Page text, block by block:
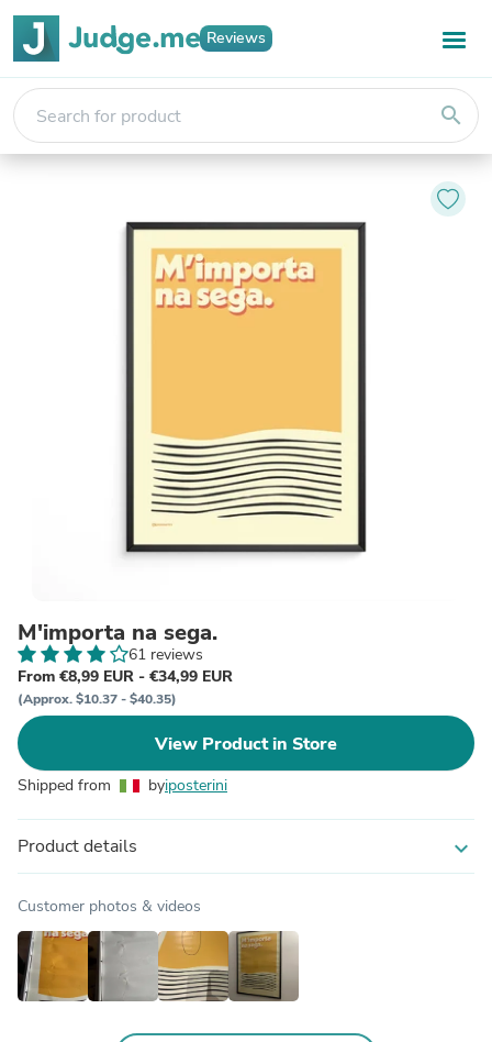
Reviews
search
M'importa na sega.
61 reviews
From €8,99 EUR - €34,99 EUR
(Approx. $10.37 - $40.35)
View Product in Store
Shipped from byiposterini
Product details expand_more
Customer photos & videos